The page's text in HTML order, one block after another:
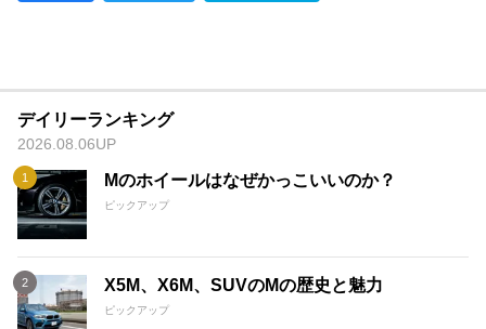
デイリーランキング
2026.08.06UP
Mのホイールはなぜかっこいいのか？
ピックアップ
X5M、X6M、SUVのMの歴史と魅力
ピックアップ